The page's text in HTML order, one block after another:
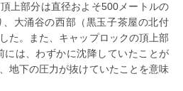
上部分は直径およそ500メートルの
大涌谷の西部（黒玉子茶屋の北付
た。また、キャップロックの頂上部
には、わずかに沈降していたことが
地下の圧力が抜けていたことを意味